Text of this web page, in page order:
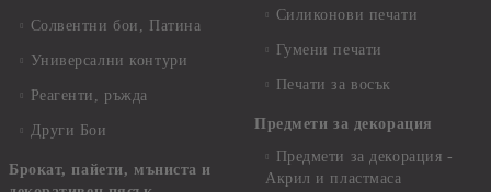
Солвентни бои, Патина
Универсални контури
Реагенти, ръжда
Други Бои
Брокат, пайети, мъниста и
Силиконови печати
Гумени печати
Печати за восък
Предмети за декорация
Предмети за декорация -
Акрил и пластмаса